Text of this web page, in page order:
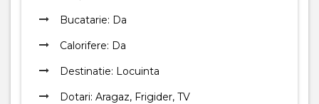
Bucatarie: Da
Calorifere: Da
Destinatie: Locuinta
Dotari: Aragaz, Frigider, TV